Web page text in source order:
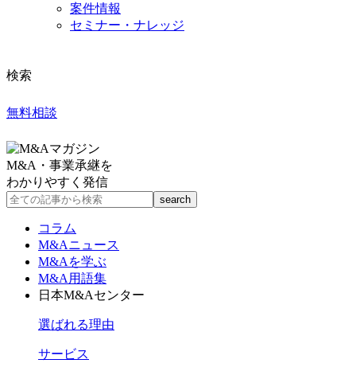
案件情報
セミナー・ナレッジ
検索
無料相談
M&A・事業承継を
わかりやすく発信
コラム
M&Aニュース
M&Aを学ぶ
M&A用語集
日本M&Aセンター
選ばれる理由
サービス